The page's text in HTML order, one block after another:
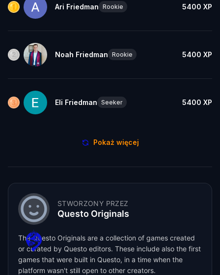
Ari Friedman Rookie 5400 XP
Noah Friedman Rookie 5400 XP
Eli Friedman Seeker 5400 XP
Pokaż więcej
STWORZONY PRZEZ
Questo Originals
The Questo Originals are a collection of games created
or curated by Questo editors. These include also the first
games that were built in Questo, in a time when the
platform wasn't still open to other creators.